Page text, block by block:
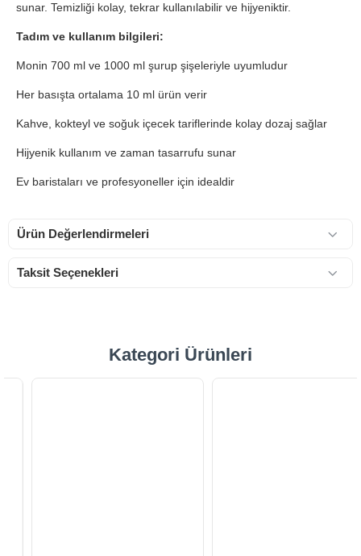
sunar. Temizliği kolay, tekrar kullanılabilir ve hijyeniktir.
Tadım ve kullanım bilgileri:
Monin 700 ml ve 1000 ml şurup şişeleriyle uyumludur
Her basışta ortalama 10 ml ürün verir
Kahve, kokteyl ve soğuk içecek tariflerinde kolay dozaj sağlar
Hijyenik kullanım ve zaman tasarrufu sunar
Ev baristaları ve profesyoneller için idealdir
Ürün Değerlendirmeleri
Taksit Seçenekleri
Kategori Ürünleri